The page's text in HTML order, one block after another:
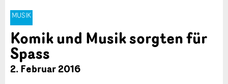
MUSIK
Komik und Musik sorgten für
Spass
2. Februar 2016